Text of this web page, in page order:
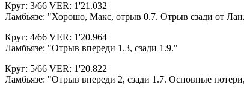
Круг: 3/66 VER: 1'21.032
Ламбьязе: "Хорошо, Макс, отрыв 0.7. Отрыв сзади от
Круг: 4/66 VER: 1'20.964
Ламбьязе: "Отрыв впереди 1.3, сзади 1.9."
Круг: 5/66 VER: 1'20.822
Ламбьязе: "Отрыв впереди 2, сзади 1.7. Основные